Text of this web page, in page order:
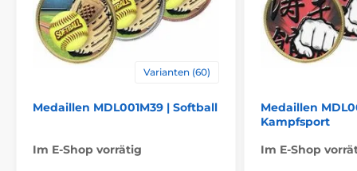
Varianten (60)
Medaillen MDL001M39 | Softball
Im E-Shop vorrätig
Medaillen
Kampfsport
Im E-Shop